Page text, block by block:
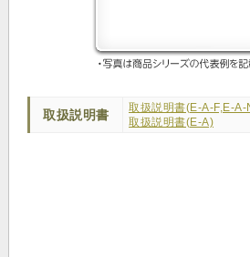
取扱説明書
取扱説明書(E-A-F,E-
取扱説明書(E-A)